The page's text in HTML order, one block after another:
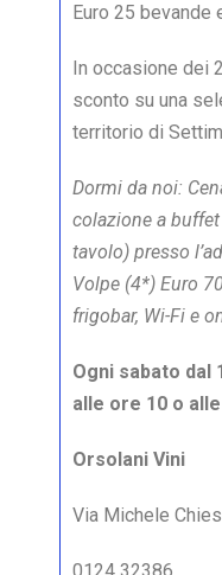
Euro 25 bevande
In occasione dei
sconto su una
territorio di
Dormi da noi:
colazione a
tavolo) presso
Volpe (4*) Euro
frigobar, Wi-Fi e
Ogni sabato dal
alle ore 10 o
Orsolani Vini
Via Michele